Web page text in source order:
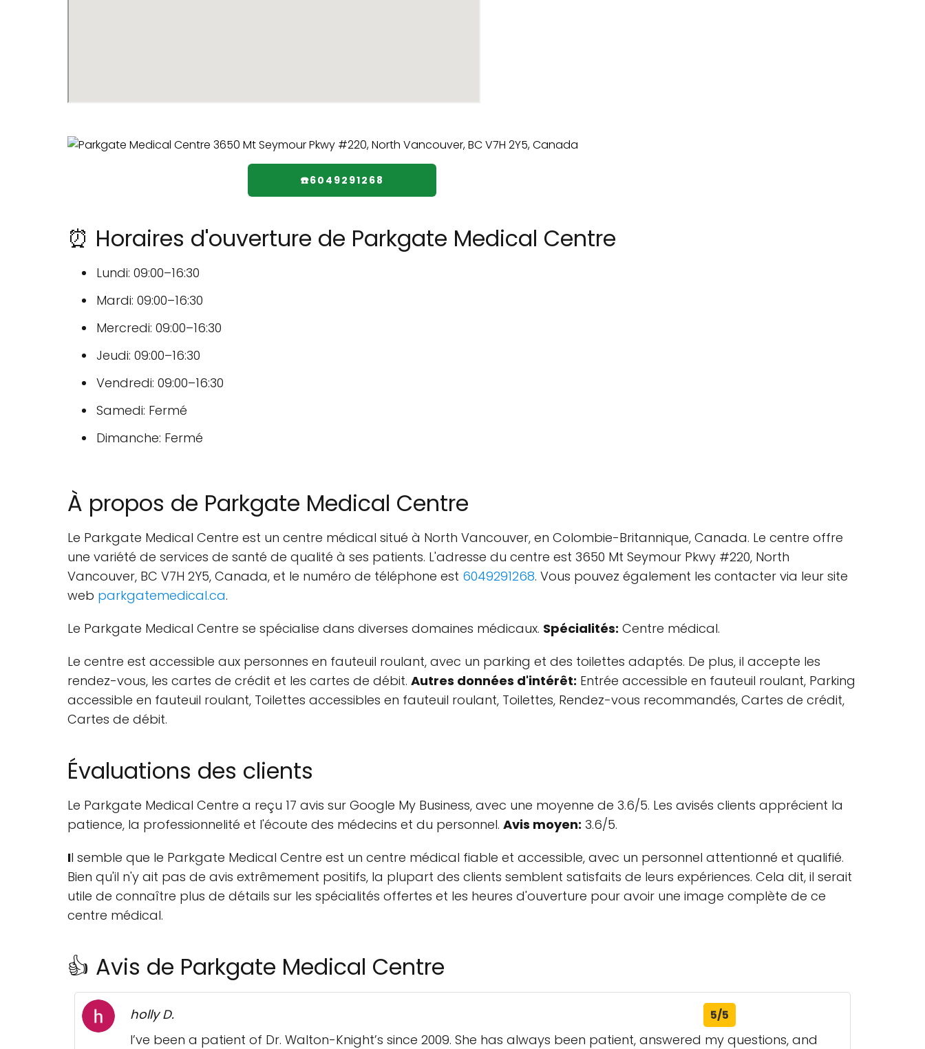
☎️6049291268
⏰ Horaires d'ouverture de Parkgate Medical Centre
Lundi: 09:00–16:30
Mardi: 09:00–16:30
Mercredi: 09:00–16:30
Jeudi: 09:00–16:30
Vendredi: 09:00–16:30
Samedi: Fermé
Dimanche: Fermé
À propos de Parkgate Medical Centre
Le Parkgate Medical Centre est un centre médical situé à North Vancouver, en Colombie-Britannique, Canada. Le centre offre
une variété de services de santé de qualité à ses patients. L'adresse du centre est 3650 Mt Seymour Pkwy #220, North
Vancouver, BC V7H 2Y5, Canada, et le numéro de téléphone est 6049291268. Vous pouvez également les contacter via leur site
web parkgatemedical.ca.
Le Parkgate Medical Centre se spécialise dans diverses domaines médicaux. Spécialités: Centre médical.
Le centre est accessible aux personnes en fauteuil roulant, avec un parking et des toilettes adaptés. De plus, il accepte les
rendez-vous, les cartes de crédit et les cartes de débit. Autres données d'intérêt: Entrée accessible en fauteuil roulant, Parking
accessible en fauteuil roulant, Toilettes accessibles en fauteuil roulant, Toilettes, Rendez-vous recommandés, Cartes de crédit,
Cartes de débit.
Évaluations des clients
Le Parkgate Medical Centre a reçu 17 avis sur Google My Business, avec une moyenne de 3.6/5. Les avisés clients apprécient la
patience, la professionnelité et l'écoute des médecins et du personnel. Avis moyen: 3.6/5.
Il semble que le Parkgate Medical Centre est un centre médical fiable et accessible, avec un personnel attentionné et qualifié.
Bien qu'il n'y ait pas de avis extrêmement positifs, la plupart des clients semblent satisfaits de leurs expériences. Cela dit, il serait
utile de connaître plus de détails sur les spécialités offertes et les heures d'ouverture pour avoir une image complète de ce
centre médical.
👍 Avis de Parkgate Medical Centre
holly D. 5/5
I’ve been a patient of Dr. Walton-Knight’s since 2009. She has always been patient, answered my questions, and